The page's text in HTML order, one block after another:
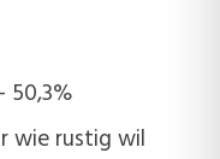
50,3%
wie rustig wil